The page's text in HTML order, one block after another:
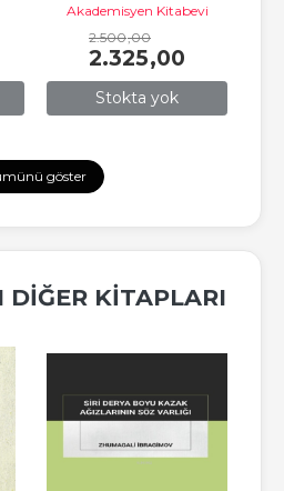
Stokta yok
Akademisyen Kitabevi
2.500,00
2.325,00
göster
DIĞER KITAPLARI